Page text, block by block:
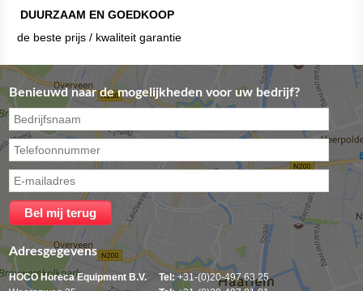
DUURZAAM EN GOEDKOOP
de beste prijs / kwaliteit garantie
Benieuwd naar de mogelijkheden voor uw bedrijf?
Adresgegevens
HOCO Horeca Equipment B.V.
Tel:+31-(0)20-497 63 25